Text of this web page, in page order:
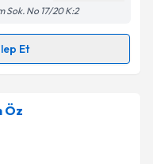
ilişkinAydınlatma
verilerimin belirtilen
ediyorum.
Sok. No 17/20 K:2
Et
için randevu takvimi
randevu almanız
posta ile
Öz